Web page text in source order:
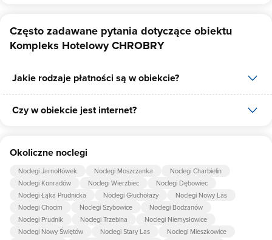
Często zadawane pytania dotyczące obiektu
Kompleks Hotelowy CHROBRY
Jakie rodzaje płatności są w obiekcie?
W obiekcie dostępne są następujące formy płatności: płatność
Czy w obiekcie jest internet?
internet.
Okoliczne noclegi
Noclegi Jarnołtówek Noclegi Moszczanka
Noclegi Charbielin
Noclegi Konradów
Noclegi Wierzbiec
Noclegi Dębowiec
Noclegi Łąka Prudnicka
Noclegi Głuchołazy
Noclegi Nowy Las
Noclegi Chocim
Noclegi Szybowice
Noclegi Bodzanów
Noclegi Prudnik
Noclegi Trzebina
Noclegi Niemysłowice
Noclegi Nowy Świętów
Noclegi Stary Las
Noclegi Mieszkowice